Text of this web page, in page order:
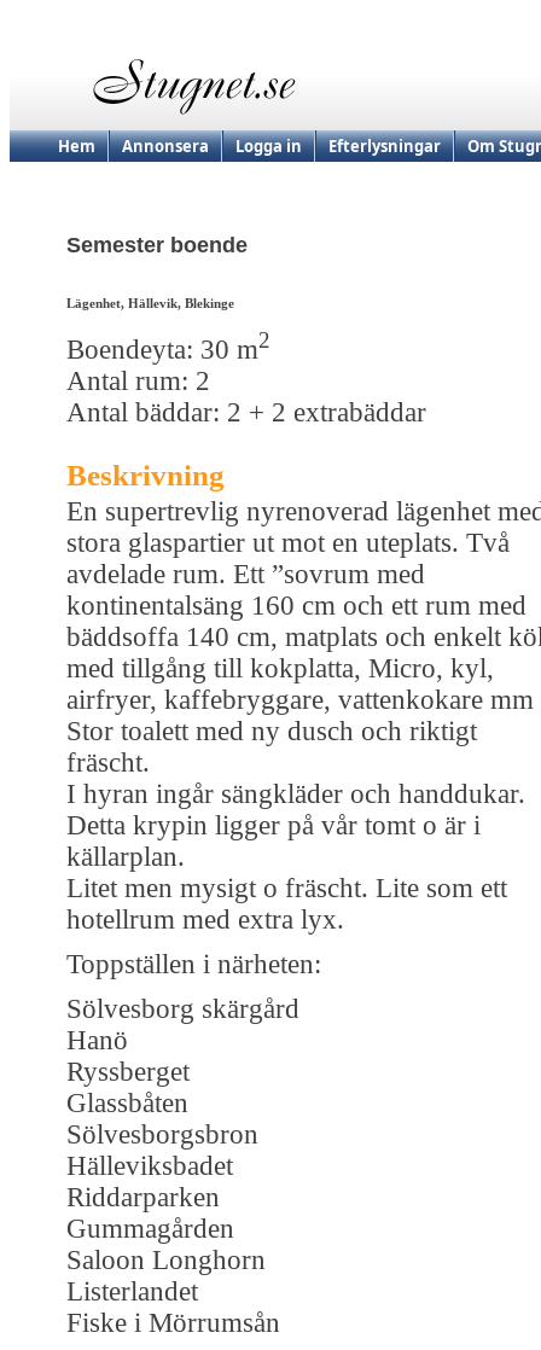
Hem Annonsera Logga in Efterlysningar Om
Semester boende
Lägenhet, Hällevik, Blekinge
Boendeyta: 30 m2
Antal rum: 2
Antal bäddar: 2 + 2 extrabäddar
Beskrivning
En supertrevlig nyrenoverad lägenhet
stora glaspartier ut mot en uteplats. Två
avdelade rum. Ett ”sovrum med
kontinentalsäng 160 cm och ett rum med
bäddsoffa 140 cm, matplats och enkelt
med tillgång till kokplatta, Micro, kyl,
airfryer, kaffebryggare, vattenkokare mm
Stor toalett med ny dusch och riktigt
fräscht.
I hyran ingår sängkläder och handdukar.
Detta krypin ligger på vår tomt o är i
källarplan.
Litet men mysigt o fräscht. Lite som ett
hotellrum med extra lyx.
Toppställen i närheten:
Sölvesborg skärgård
Hanö
Ryssberget
Glassbåten
Sölvesborgsbron
Hälleviksbadet
Riddarparken
Gummagården
Saloon Longhorn
Listerlandet
Fiske i Mörrumsån